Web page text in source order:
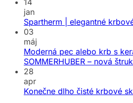
jan
Spartherm | elegantné
03
máj
Moderná pec alebo krb s
SOMMERHUBER – nová
28
apr
Konečne dlho čisté krbové